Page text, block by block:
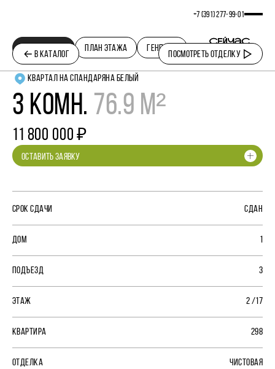
+7 (391) 277‒99‒01
В КАТАЛОГ
ПЛАНИРОВКА ПЛАН ЭТАЖА ГЕНПЛАН
ПОСМОТРЕТЬ ОТДЕЛКУ
КВАРТАЛ НА СПАНДАРЯНА БЕЛЫЙ
3 КОМН. 76.9 М²
11 800 000 ₽
ОСТАВИТЬ ЗАЯВКУ
СРОК СДАЧИ СДАН
ДОМ 1
ПОДЪЕЗД 3
ЭТАЖ 2 /17
КВАРТИРА 298
ОТДЕЛКА ЧИСТОВАЯ